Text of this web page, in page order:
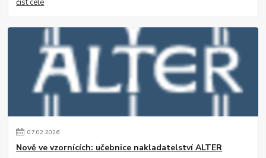
číst celé
07.02.2026
Nově ve vzornících: učebnice nakladatelství ALTER